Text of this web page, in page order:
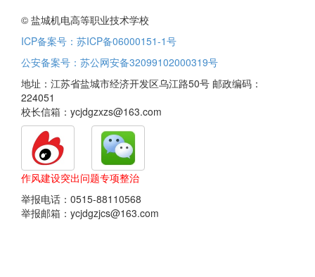
© 盐城机电高等职业技术学校
ICP备案号：苏ICP备06000151-1号
公安备案号：苏公网安备32099102000319号
地址：江苏省盐城市经济开发区乌江路50号 邮政编码：
224051
校长信箱：ycjdgzxzs@163.com
作风建设突出问题专项整治
举报电话：0515-88110568
举报邮箱：ycjdgzjcs@163.com